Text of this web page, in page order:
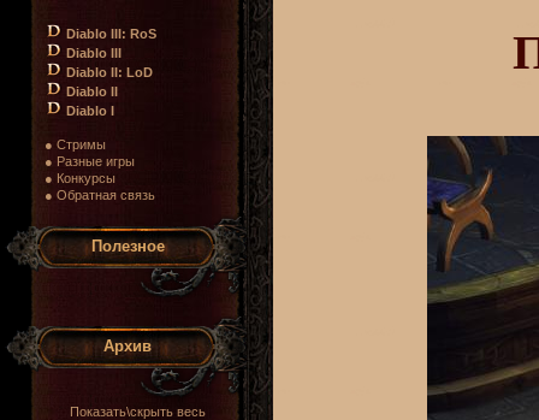
Diablo III: RoS
Diablo III
Diablo II: LoD
Diablo II
Diablo I
● Стримы
● Разные игры
● Конкурсы
● Обратная связь
Полезное
Архив
Показать\скрыть весь